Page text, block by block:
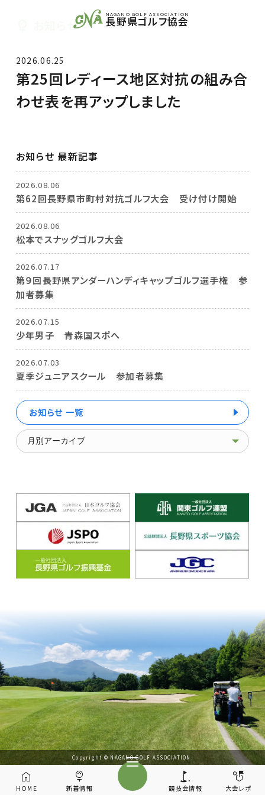
HOME 新着情報 競技会情報 大会レポ
NAGANO GOLF ASSOCIATION
長野県ゴルフ協会
お知らせ
2026.06.25
第25回レディース地区対抗の組み合
わせ表を再アップしました
お知らせ 最新記事
2026.08.06
第62回長野県市町村対抗ゴルフ大会 受け付け開始
2026.08.06
松本でスナッグゴルフ大会
2026.07.17
第９回長野県アンダーハンディキャップゴルフ選手権 参
加者募集
2026.07.15
少年男子 青森国スポへ
2026.07.03
夏季ジュニアスクール 参加者募集
お知らせ 一覧
Copyright © NAGANO GOLF ASSOCIATION.